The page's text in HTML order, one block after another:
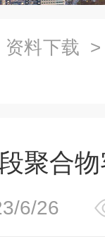
资料下载
聚合
6/26